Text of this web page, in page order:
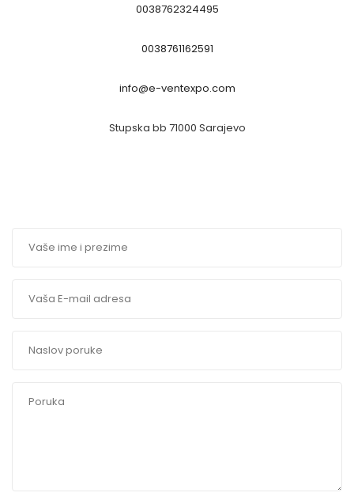
0038762324495
0038761162591
info@e-ventexpo.com
Stupska bb 71000 Sarajevo